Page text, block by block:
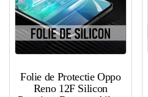
Folie de Protectie Oppo
Reno 12F Silicon